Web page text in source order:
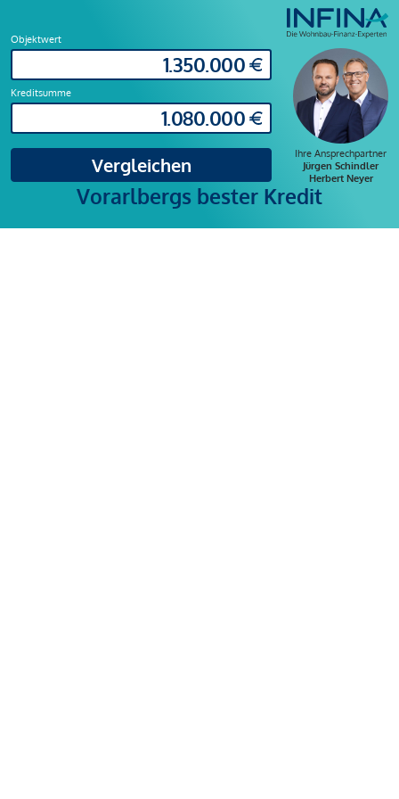
Objektwert
Kreditsumme
Vergleichen
Ihre Ansprechpartner
Jürgen Schindler
Herbert Neyer
Vorarlbergs bester Kredit